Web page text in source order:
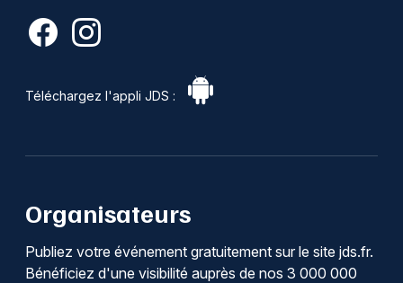
Téléchargez l'appli JDS :
Organisateurs
Publiez votre événement gratuitement sur le site jds.fr.
Bénéficiez d'une visibilité auprès de nos 3 000 000